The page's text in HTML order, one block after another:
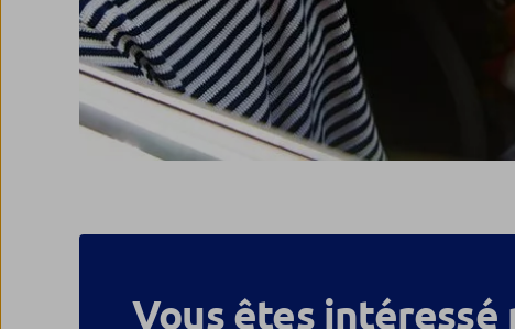
Vous êtes intéressé